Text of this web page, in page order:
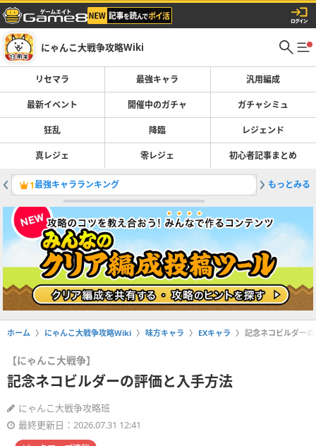
にゃんこ大戦争攻略Wiki
リセマラ 最強キャラ 汎用編成
最新イベント 開催中のガチャ ガチャシミュ
狂乱 降臨 レジェンド
真レジェ 零レジェ 初心者記事まとめ
1最強キャラランキング 2レジェ
もっとみる
ホーム にゃんこ大戦争攻略Wiki 味方キャラ EXキャラ 記念ネコビルダー
【にゃんこ大戦争】
記念ネコビルダーの評価と入手方法
にゃんこ大戦争攻略班
最終更新日：2026.07.31 12:41